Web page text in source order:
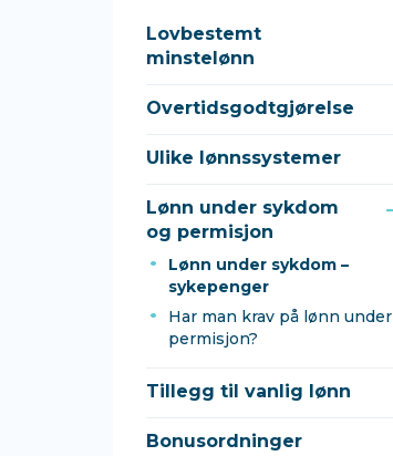
Lovbestemt
minstelønn
Overtidsgodtgjørelse
Ulike lønnssystemer
Lønn under sykdom
og permisjon
Lønn under sykdom –
sykepenger
Har man krav på lønn under
permisjon?
Tillegg til vanlig lønn
Bonusordninger